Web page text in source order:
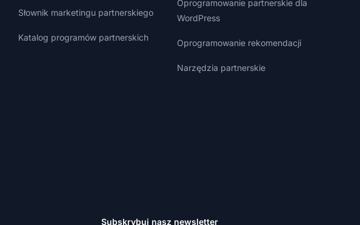
Słownik marketingu partnerskiego
Katalog programów partnerskich
Oprogramowanie partnerskie dla
WordPress
Oprogramowanie rekomendacji
Narzędzia partnerskie
Subskrybuj nasz newsletter